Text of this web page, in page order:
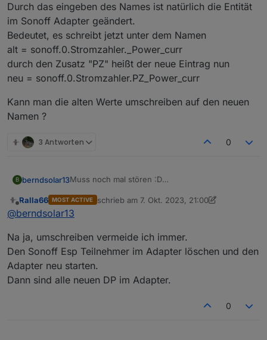
Durch das eingeben des Names ist natürlich die Entität
im Sonoff Adapter geändert.
Bedeutet, es schreibt jetzt unter dem Namen
alt = sonoff.0.Stromzahler._Power_curr
durch den Zusatz "PZ" heißt der neue Eintrag nun
neu = sonoff.0.Stromzahler.PZ_Power_curr
Kann man die alten Werte umschreiben auf den neuen
Namen ?
3 Antworten 0
B berndsolar13Muss noch mal stören :D
Entität im Sonoff Adapter geändert.
Bedeutet, es schreibt jetzt unter dem Namen
durch den Zusatz "PZ" heißt der neue Eintrag
nun
neu = sonoff.0.Stromzahler.PZ_Power_curr
Kann man die alten Werte umschreiben auf den
neuen Namen ?
Offline
Ralla66 MOST ACTIVE schrieb am 7. Okt. 2023, 21:00
zuletzt editiert von Ralla6610. Juli 2023, 23:01
@berndsolar13
Na ja, umschreiben vermeide ich immer.
Den Sonoff Esp Teilnehmer im Adapter löschen und den
Adapter neu starten.
Dann sind alle neuen DP im Adapter.
0